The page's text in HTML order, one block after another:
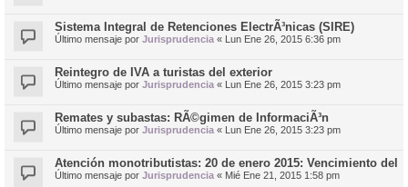
Sistema Integral de Retenciones ElectrÃ³nicas (SIRE)
Último mensaje por Jurisprudencia « Lun Ene 26, 2015 6:36 pm
Reintegro de IVA a turistas del exterior
Último mensaje por Jurisprudencia « Lun Ene 26, 2015 3:23 pm
Remates y subastas: RÃ©gimen de InformaciÃ³n
Último mensaje por Jurisprudencia « Lun Ene 26, 2015 3:23 pm
Atención monotributistas: 20 de enero 2015: Vencimiento del
Último mensaje por Jurisprudencia « Mié Ene 21, 2015 1:58 pm